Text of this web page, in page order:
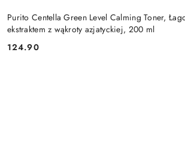
Purito Centella Green Level Calming Toner,
ekstraktem z wąkroty azjatyckiej, 200 ml
Cena:
124.90